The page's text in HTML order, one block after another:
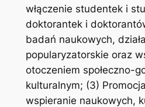
włączenie studentek i
doktorantek i
badań naukowych,
popularyzatorskie oraz
otoczeniem społeczno-
kulturalnym; (3)
wspieranie naukowych,